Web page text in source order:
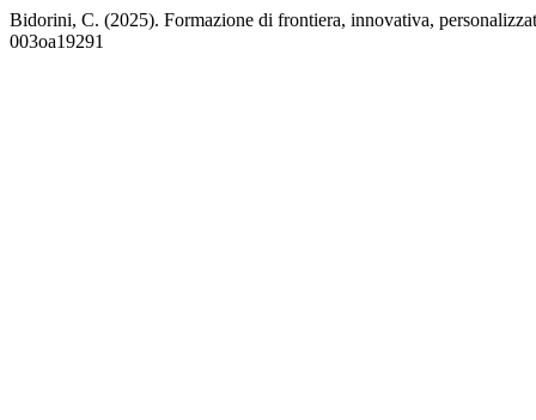
Bidorini, C. (2025). Formazione di frontiera, innovativa,
003oa19291